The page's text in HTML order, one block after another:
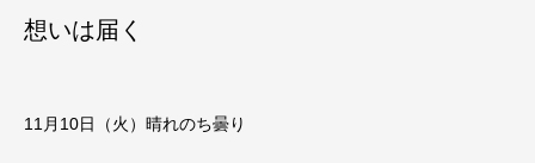
想いは届く
11月10日（火）晴れのち曇り